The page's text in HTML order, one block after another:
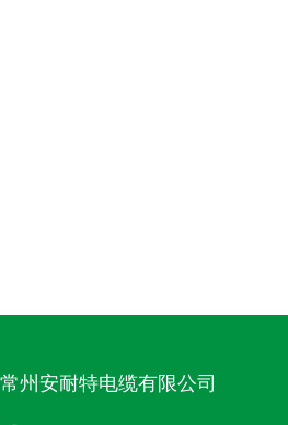
常州安耐特电缆有限公司